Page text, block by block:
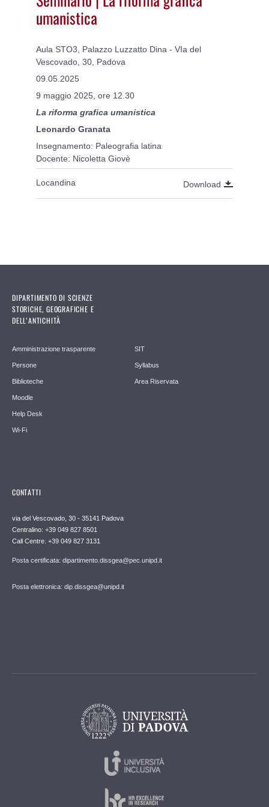
umanistica
Aula STO3, Palazzo Luzzatto Dina - VIa del
Vescovado, 30, Padova
09.05.2025
9 maggio 2025, ore 12.30
La riforma grafica umanistica
Leonardo Granata
Insegnamento: Paleografia latina
Docente: Nicoletta Giovè
Locandina Download
DIPARTIMENTO DI SCIENZE
STORICHE, GEOGRAFICHE E
DELL’ANTICHITÀ
Amministrazione trasparente
Persone
Biblioteche
Moodle
Help Desk
Wi-Fi
SIT
Syllabus
Area Riservata
CONTATTI
via del Vescovado, 30 - 35141 Padova
Centralino: +39 049 827 8501
Call Centre: +39 049 827 3131
Posta certificata: dipartimento.dissgea@pec.unipd.it
Posta elettronica: dip.dissgea@unipd.it